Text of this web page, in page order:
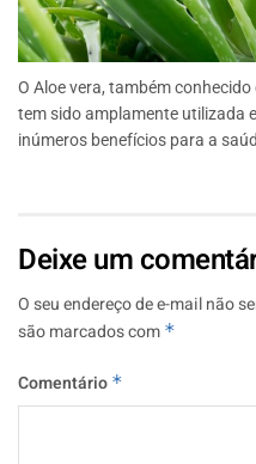
O Aloe vera, também
tem sido amplamente utilizada
inúmeros benefícios para a
Deixe um
O seu endereço de e-mail não
são marcados com *
Comentário *